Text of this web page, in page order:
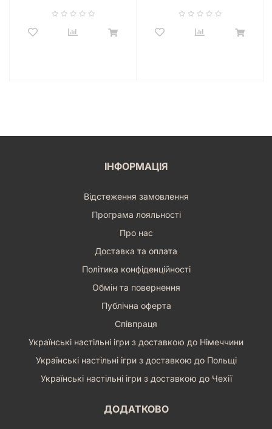
карта – це мініатюрний витвір мистецтва, що зображує
рослин та пейзажів. Це не просто карти, це вікна у світ
Досліджень
З «Настільною грою Левада. За течією (Meadow:
Downstream)» ви отримуєте не просто доповнення, а цілу
низку нових можливостей для стратегічного мислення та
естетичного задоволення. Це розширення дозволяє
гравцям відчути себе справжніми натуралістами, що
прокладають шлях крізь незвідані ділянки річки,
спостерігаючи за життям уздовж її берегів. Гра спонукає до
планування, аналізу та адаптації, що робить кожну партію
динамічною та захопливою. Завдяки високій
реграбельності, ви будете знову і знову повертатися до
річкових пригод, відкриваючи нові комбінації та стратегії.
«Левада. За течією» – це інвестиція у ваш інтелектуальний
відпочинок, що подарує безліч годин приємного дозвілля та
позитивних емоцій.
Обирайте «Левада. За течією», щоб розширити свої
горизонти та зануритися у світ, де кожен елемент природи
ІНФОРМАЦІЯ
Відстеження замовлення
Програма лояльності
Про нас
Доставка та оплата
Політика конфіденційності
Обмін та повернення
Публічна оферта
Співпраця
Українські настільні ігри з доставкою до Німеччини
Українські настільні ігри з доставкою до Польщі
Українські настільні ігри з доставкою до Чехії
ДОДАТКОВО